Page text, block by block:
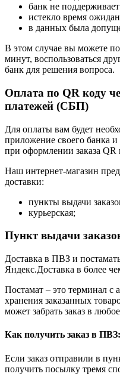
банк не
истекло время
в данных была
В этом случае вы можете
минут, воспользоваться
банк для решения вопроса.
Оплата по QR коду
платежей (СБП)
Для оплаты вам будет
приложение своего банка
при оформлении заказа QR
Наш интернет-магазин
доставки:
пункты выдачи
курьерская;
Пункт выдачи
Доставка в ПВЗ и
Яндекс.Доставка в более
Постамат – это терминал с
хранения заказанных
может забрать заказ в
Как получить заказ в ПВЗ:
Если заказ отправили в
получить посылку тремя